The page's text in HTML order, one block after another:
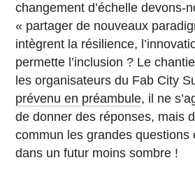
changement d’échelle devons-
« partager de nouveaux
intègrent la résilience,
permette l’inclusion ? Le
les organisateurs du Fab City
prévenu en préambule, il ne
de donner des réponses, mais
commun les grandes questions
dans un futur moins sombre !